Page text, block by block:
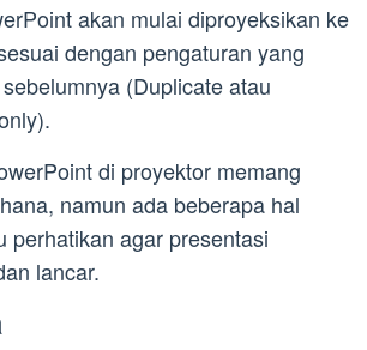
akan mulai diproyeksikan ke
dengan pengaturan yang
(Duplicate atau
di proyektor memang
namun ada beberapa hal
perhatikan agar presentasi
lancar.